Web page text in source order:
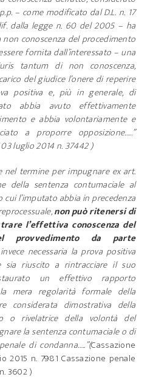
– come modificato dal D.L. n. 17
dalla legge n. 60 del 2005 – ha
conoscenza del procedimento
fornita dall’interessato – una
tantum di non conoscenza,
del giudice l’onere di reperire
positiva e, più in generale, di
abbia avuto effettivamente
e abbia volontariamente e
a proporre opposizione…..”
luglio 2014 n. 37442 )
nel termine per impugnare ex art.
della sentenza contumaciale al
cui l’imputato abbia in precedenza
non può ritenersi di
l’effettiva conoscenza del
provvedimento da parte
necessaria la prova positiva
sia riuscito a rintracciare il suo
un effettivo rapporto
mera regolarità formale della
considerata dimostrativa della
o rivelatrice della volontà del
la sentenza contumaciale o di
di condanna…..”(Cassazione
2015 n. 7981 Cassazione penale
3602 )